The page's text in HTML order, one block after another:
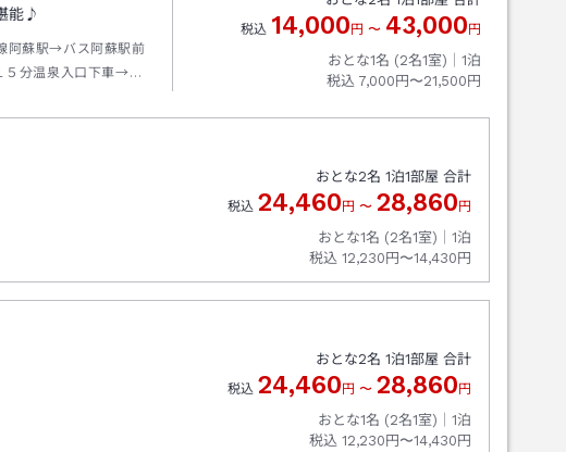
能♪
阿蘇駅→バス阿蘇駅前
５分温泉入口下車→徒
税込 14,000 円 〜 43,000 円
おとな1名 (2名1室)｜ 1泊
税込 7,000円〜21,500円
おとな2名 1泊1部屋 合計
税込 24,460 円 〜 28,860 円
おとな1名 (2名1室)｜ 1泊
税込 12,230円〜14,430円
おとな2名 1泊1部屋 合計
税込 24,460 円 〜 28,860 円
おとな1名 (2名1室)｜ 1泊
税込 12,230円〜14,430円